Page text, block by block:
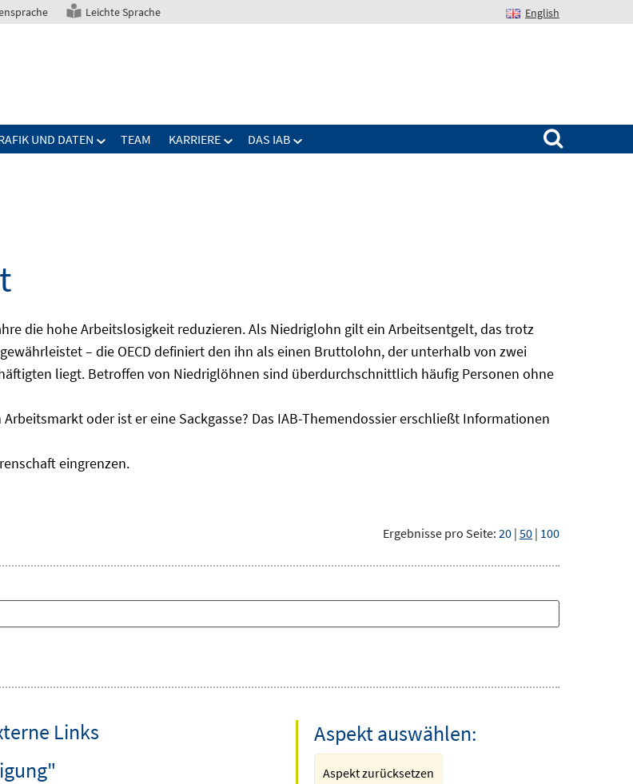
Leichte Sprache English
UND DATEN TEAM KARRIERE DAS IAB
Suchen nach:
die hohe Arbeitslosigkeit reduzieren. Als Niedriglohn gilt ein Arbeitsentgelt, das trotz
– die OECD definiert den ihn als einen Bruttolohn, der unterhalb von zwei
liegt. Betroffen von Niedriglöhnen sind überdurchschnittlich häufig Personen ohne
oder ist er eine Sackgasse? Das IAB-Themendossier erschließt Informationen
eingrenzen.
Ergebnisse pro Seite: 20 | 50 | 100
Links
Aspekt auswählen:
Aspekt zurücksetzen